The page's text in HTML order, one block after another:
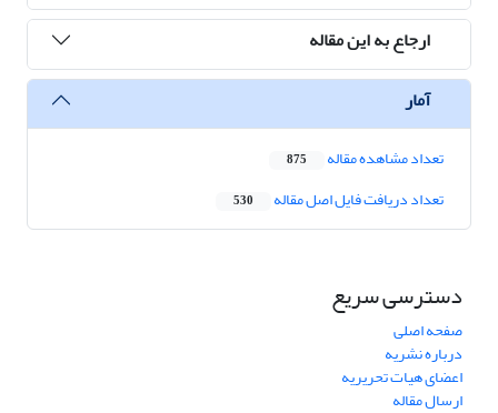
ارجاع به این مقاله
آمار
تعداد مشاهده مقاله 875
تعداد دریافت فایل اصل مقاله 530
دسترسی سریع
صفحه اصلی
درباره نشریه
اعضای هیات تحریریه
ارسال مقاله